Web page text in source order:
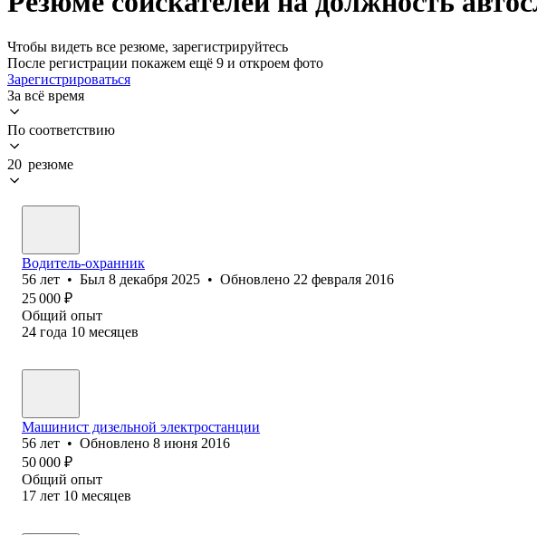
Чтобы видеть все резюме, зарегистрируйтесь
После регистрации покажем ещё 9 и откроем фото
Зарегистрироваться
За всё время
По соответствию
20 резюме
Водитель-охранник
56 лет • Был 8 декабря 2025 • Обновлено 22 февраля 2016
25 000 ₽
Общий опыт
24 года 10 месяцев
Машинист дизельной электростанции
56 лет • Обновлено 8 июня 2016
50 000 ₽
Общий опыт
17 лет 10 месяцев